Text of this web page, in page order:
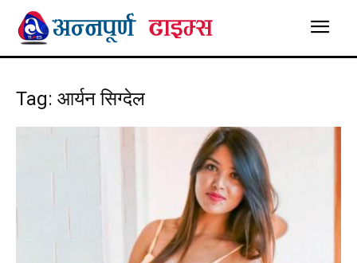
Tag: आर्यन सिग्देल